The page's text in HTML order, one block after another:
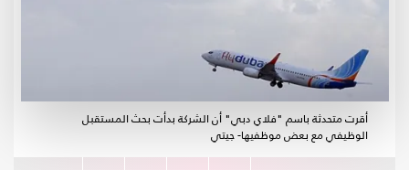
أقرت متحدثة باسم "فلاي دبي" أن الشركة بدأت بحث المستقبل
الوظيفي مع بعض موظفيها- جيتي